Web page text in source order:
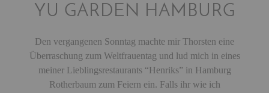
YU GARDEN HAMBURG
Den vergangenen Sonntag machte mir Thorsten eine
Überraschung zum Weltfrauentag und lud mich in eines
meiner Lieblingsrestaurants “Henriks” in Hamburg
Rotherbaum zum Feiern ein. Falls ihr wie ich